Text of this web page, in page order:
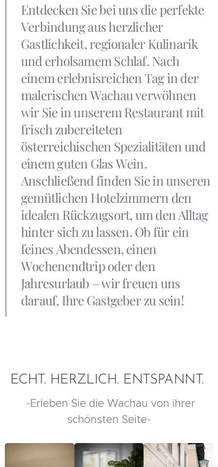
Entdecken Sie bei uns die perfekte
Verbindung aus herzlicher
Gastlichkeit, regionaler Kulinarik
und erholsamem Schlaf. Nach
einem erlebnisreichen Tag in der
malerischen Wachau verwöhnen
wir Sie in unserem Restaurant mit
frisch zubereiteten
österreichischen Spezialitäten und
einem guten Glas Wein.
Anschließend finden Sie in unseren
gemütlichen Hotelzimmern den
idealen Rückzugsort, um den Alltag
hinter sich zu lassen. Ob für ein
feines Abendessen, einen
Wochenendtrip oder den
Jahresurlaub – wir freuen uns
darauf, Ihre Gastgeber zu sein!
ECHT. HERZLICH. ENTSPANNT.
-Erleben Sie die Wachau von ihrer
schönsten Seite-